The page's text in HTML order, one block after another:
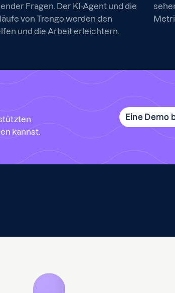
Fragen. Der KI-Agent und die
von Trengo werden den
und die Arbeit erleichtern.
kannst.
Eine Demo